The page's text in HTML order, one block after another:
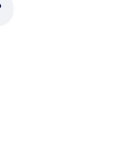
de